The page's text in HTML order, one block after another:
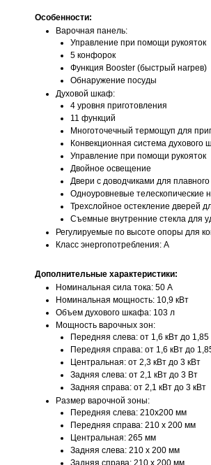
Особенности:
Варочная панель:
Управление при помощи рукояток
5 конфорок
Функция Booster (быстрый нагрев)
Обнаружение посуды
Духовой шкаф:​
4 уровня приготовления
11 функций
Многоточечный термощуп для
Конвекционная система
Управление при помощи рукояток
Двойное освещение
Двери с доводчиками для
Одноуровневые телескопические
Трехслойное остекление дверей
Съемные внутренние стекла для
Регулируемые по высоте опоры для
Класс энергопотребления: A
Дополнительные характеристики:
Номинальная сила тока: 50 А
Номинальная мощность: 10,9 кВт
Объем духового шкафа: 103 л
Мощность варочных зон:
Передняя слева: от 1,6 кВт до 1,85
Передняя справа: от 1,6 кВт до
Центральная: от 2,3 кВт до 3 кВт
Задняя слева: от 2,1 кВт до 3 Вт
Задняя справа: от 2,1 кВт до 3 кВт
Размер варочной зоны:
Передняя слева: 210x200 мм
Передняя справа: 210 x 200 мм
Центральная: 265 мм
Задняя слева: 210 x 200 мм
Задняя справа: 210 x 200 мм